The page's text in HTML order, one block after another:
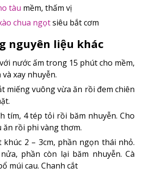
tàu mềm, thấm vị
chua ngọtsiêu bắt cơm
nguyên liệu khác
nước ấm trong 15 phút cho mềm,
xay nhuyễn.
miếng vuông vừa ăn rồi đem chiên
tím, 4 tép tỏi rồi băm nhuyễn. Cho
ăn rồi phi vàng thơm.
2 – 3cm, phần ngọn thái nhỏ.
phần còn lại băm nhuyễn. Cà
múi cau. Chanh cắt